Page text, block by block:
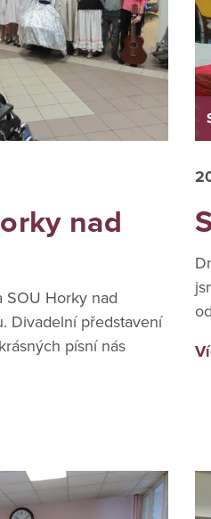
nad
SOU Horky nad
Divadelní představení
písní nás